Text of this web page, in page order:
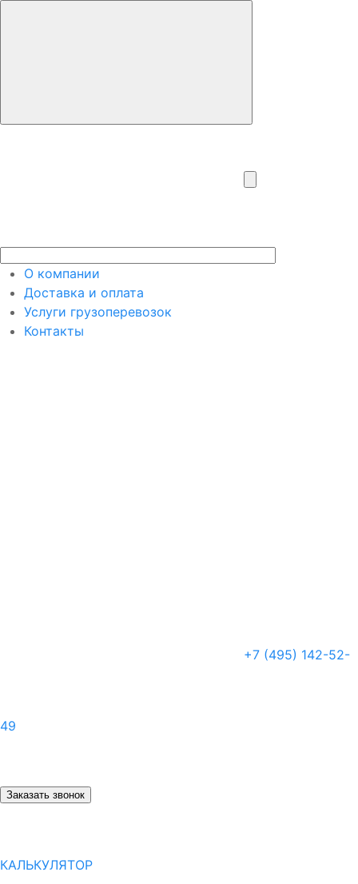
О компании
Доставка и оплата
Услуги грузоперевозок
Контакты
+7 (495) 142-52-
49
Заказать звонок
КАЛЬКУЛЯТОР